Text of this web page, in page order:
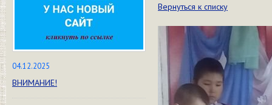
04.12.2025
ВНИМАНИЕ!
Вернуться к списку